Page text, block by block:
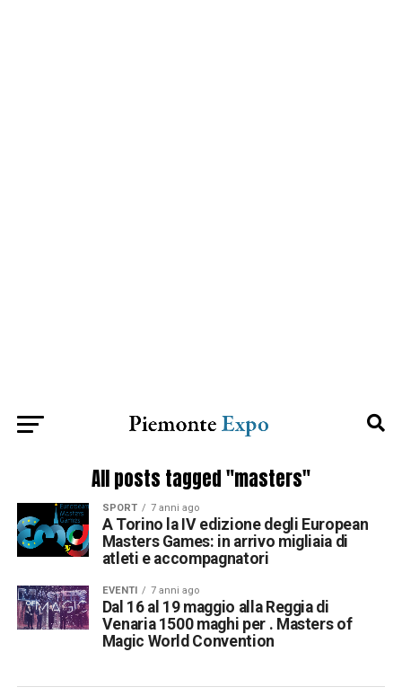
All posts tagged "masters"
SPORT 7 anni ago
A Torino la IV edizione degli European
Masters Games: in arrivo migliaia di
atleti e accompagnatori
EVENTI 7 anni ago
Dal 16 al 19 maggio alla Reggia di
Venaria 1500 maghi per . Masters of
Magic World Convention